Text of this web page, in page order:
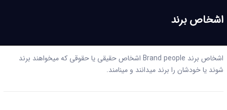
اشخاص برند
اشخاص برند Brand people اشخاص حقیقی یا حقوقی که میخواهند برند
شوند یا خودشان را برند میدانند و مینامند.